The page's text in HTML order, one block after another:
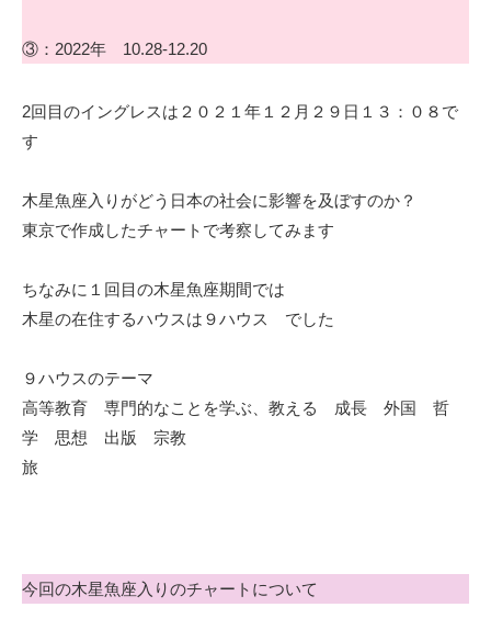
③：2022年 10.28-12.20
2回目のイングレスは２０２１年１２月２９日１３：０８で
す
木星魚座入りがどう日本の社会に影響を及ぼすのか？
東京で作成したチャートで考察してみます
ちなみに１回目の木星魚座期間では
木星の在住するハウスは９ハウス でした
９ハウスのテーマ
高等教育 専門的なことを学ぶ、教える 成長 外国 哲
学 思想 出版 宗教
旅
今回の木星魚座入りのチャートについて